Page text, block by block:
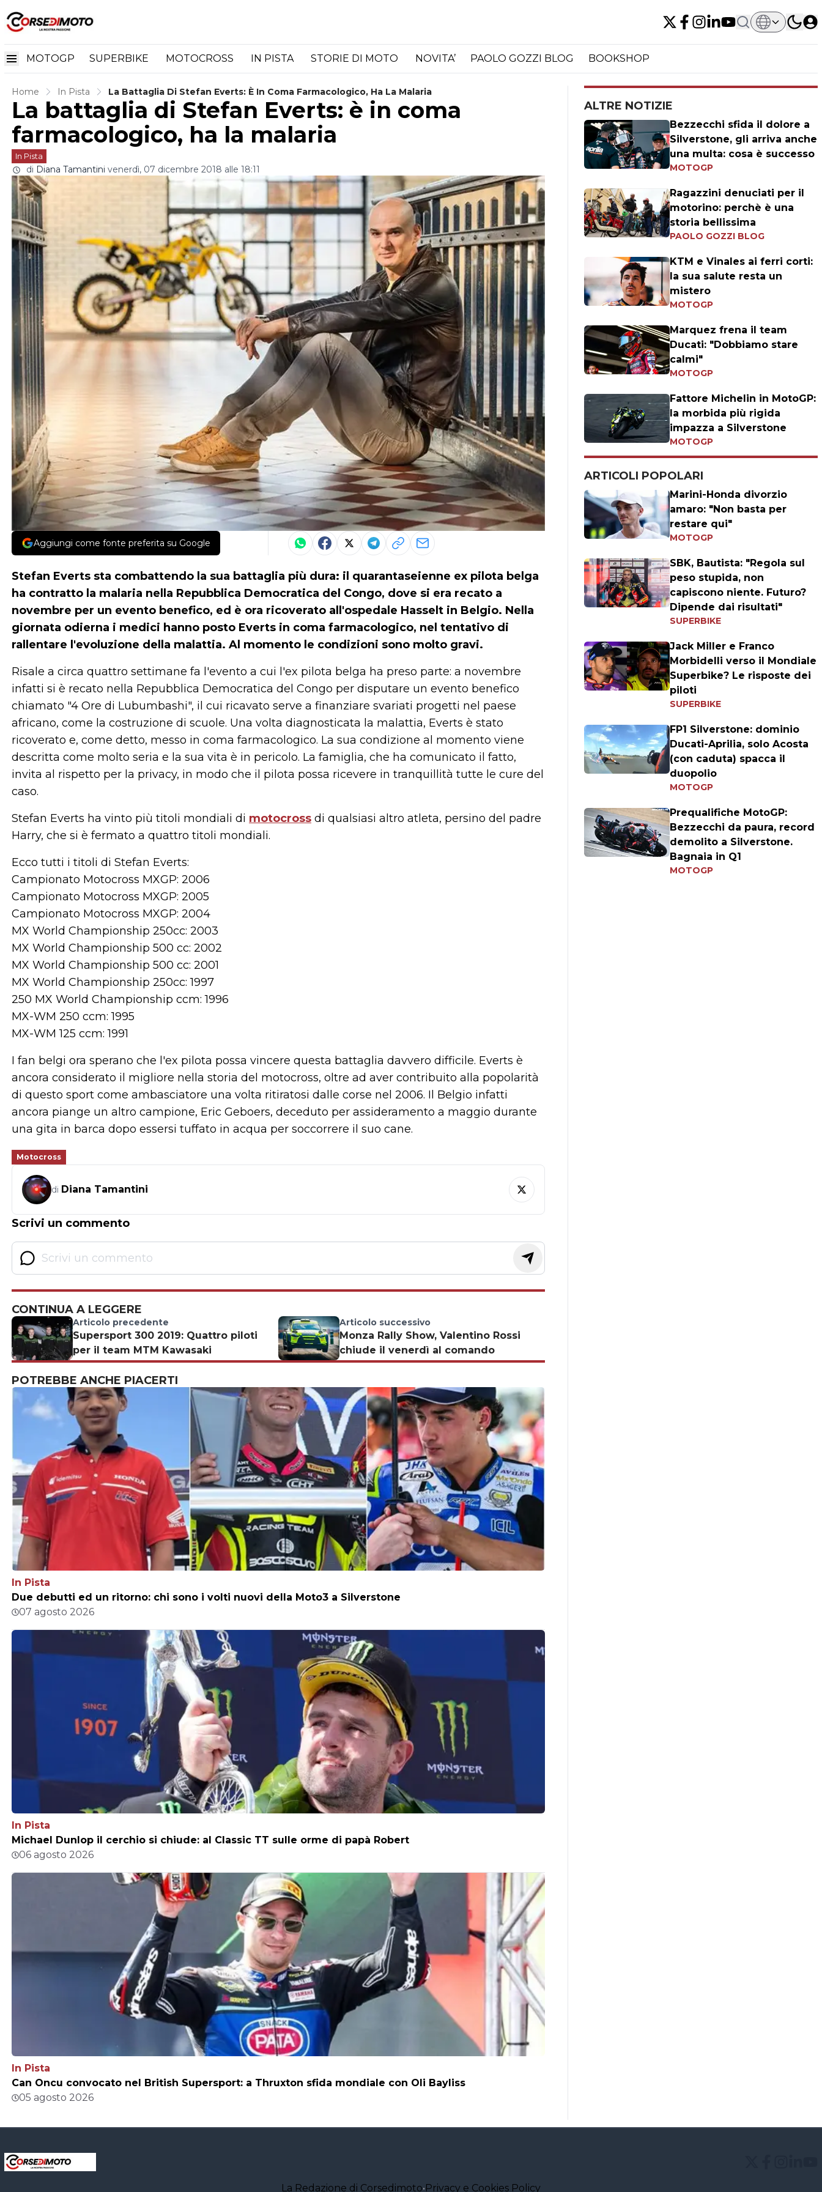
MOTOGP SUPERBIKE MOTOCROSS IN PISTA STORIE DI MOTO NOVITA’ PAOLO GOZZI BLOG BOOKSHOP
Home In Pista La Battaglia Di Stefan Everts: È In Coma Farmacologico, Ha La Malaria
La battaglia di Stefan Everts: è in coma
farmacologico, ha la malaria
In Pista
di Diana Tamantini venerdì, 07 dicembre 2018 alle 18:11
Aggiungi come fonte preferita su Google
Stefan Everts sta combattendo la sua battaglia più dura: il quarantaseienne ex pilota belga
ha contratto la malaria nella Repubblica Democratica del Congo, dove si era recato a
novembre per un evento benefico, ed è ora ricoverato all'ospedale Hasselt in Belgio. Nella
giornata odierna i medici hanno posto Everts in coma farmacologico, nel tentativo di
rallentare l'evoluzione della malattia. Al momento le condizioni sono molto gravi.
Risale a circa quattro settimane fa l'evento a cui l'ex pilota belga ha preso parte: a novembre
infatti si è recato nella Repubblica Democratica del Congo per disputare un evento benefico
chiamato "4 Ore di Lubumbashi", il cui ricavato serve a finanziare svariati progetti nel paese
africano, come la costruzione di scuole. Una volta diagnosticata la malattia, Everts è stato
ricoverato e, come detto, messo in coma farmacologico. La sua condizione al momento viene
descritta come molto seria e la sua vita è in pericolo. La famiglia, che ha comunicato il fatto,
invita al rispetto per la privacy, in modo che il pilota possa ricevere in tranquillità tutte le cure del
caso.
Stefan Everts ha vinto più titoli mondiali di motocross di qualsiasi altro atleta, persino del padre
Harry, che si è fermato a quattro titoli mondiali.
Ecco tutti i titoli di Stefan Everts:
Campionato Motocross MXGP: 2006
Campionato Motocross MXGP: 2005
Campionato Motocross MXGP: 2004
MX World Championship 250cc: 2003
MX World Championship 500 cc: 2002
MX World Championship 500 cc: 2001
MX World Championship 250cc: 1997
250 MX World Championship ccm: 1996
MX-WM 250 ccm: 1995
MX-WM 125 ccm: 1991
I fan belgi ora sperano che l'ex pilota possa vincere questa battaglia davvero difficile. Everts è
ancora considerato il migliore nella storia del motocross, oltre ad aver contribuito alla popolarità
di questo sport come ambasciatore una volta ritiratosi dalle corse nel 2006. Il Belgio infatti
ancora piange un altro campione, Eric Geboers, deceduto per assideramento a maggio durante
una gita in barca dopo essersi tuffato in acqua per soccorrere il suo cane.
Motocross
di Diana Tamantini
Scrivi un commento
CONTINUA A LEGGERE
Articolo precedente
Supersport 300 2019: Quattro piloti
per il team MTM Kawasaki
Articolo successivo
Monza Rally Show, Valentino Rossi
chiude il venerdì al comando
POTREBBE ANCHE PIACERTI
In Pista
Due debutti ed un ritorno: chi sono i volti nuovi della Moto3 a Silverstone
07 agosto 2026
In Pista
Michael Dunlop il cerchio si chiude: al Classic TT sulle orme di papà Robert
06 agosto 2026
In Pista
Can Oncu convocato nel British Supersport: a Thruxton sfida mondiale con Oli Bayliss
05 agosto 2026
ALTRE NOTIZIE
Bezzecchi sfida il dolore a
Silverstone, gli arriva anche
una multa: cosa è successo
MOTOGP
Ragazzini denuciati per il
motorino: perchè è una
storia bellissima
PAOLO GOZZI BLOG
KTM e Vinales ai ferri corti:
la sua salute resta un
mistero
MOTOGP
Marquez frena il team
Ducati: "Dobbiamo stare
calmi"
MOTOGP
Fattore Michelin in MotoGP:
la morbida più rigida
impazza a Silverstone
MOTOGP
ARTICOLI POPOLARI
Marini-Honda divorzio
amaro: "Non basta per
restare qui"
MOTOGP
SBK, Bautista: "Regola sul
peso stupida, non
capiscono niente. Futuro?
Dipende dai risultati"
SUPERBIKE
Jack Miller e Franco
Morbidelli verso il Mondiale
Superbike? Le risposte dei
piloti
SUPERBIKE
FP1 Silverstone: dominio
Ducati-Aprilia, solo Acosta
(con caduta) spacca il
duopolio
MOTOGP
Prequalifiche MotoGP:
Bezzecchi da paura, record
demolito a Silverstone.
Bagnaia in Q1
MOTOGP
La Redazione di Corsedimoto•Privacy e Cookies Policy